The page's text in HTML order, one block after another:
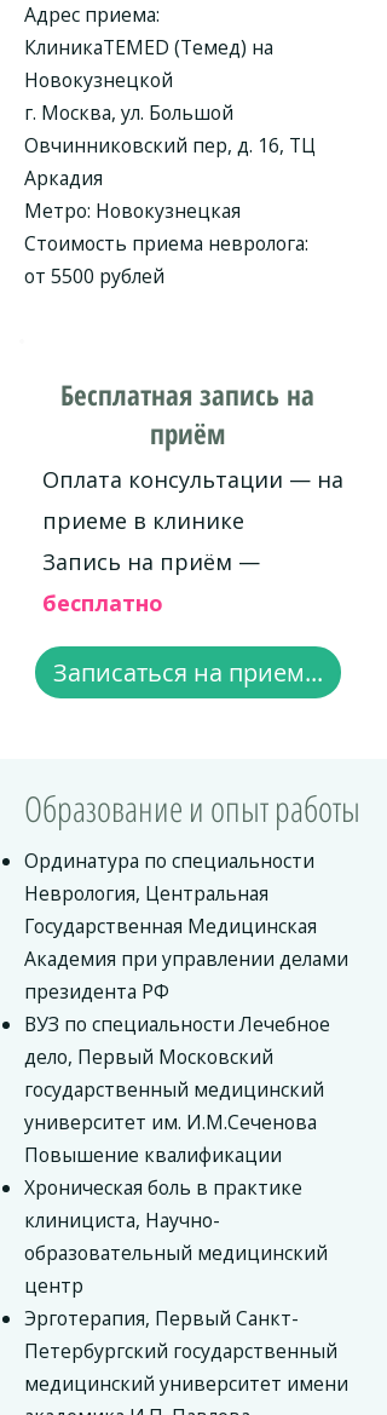
Адрес приема:
КлиникаTEMED (Темед) на
Новокузнецкой
г. Москва, ул. Большой
Овчинниковский пер, д. 16, ТЦ
Аркадия
Метро: Новокузнецкая
Стоимость приема невролога:
от 5500 рублей
Бесплатная запись на
приём
Оплата консультации — на
приеме в клинике
Запись на приём —
бесплатно
Записаться на прием...
Образование и опыт работы
Ординатура по специальности
Неврология, Центральная
Государственная Медицинская
Академия при управлении делами
президента РФ
ВУЗ по специальности Лечебное
дело, Первый Московский
государственный медицинский
университет им. И.М.Сеченова
Повышение квалификации
Хроническая боль в практике
клинициста, Научно-
образовательный медицинский
центр
Эрготерапия, Первый Санкт-
Петербургский государственный
медицинский университет имени